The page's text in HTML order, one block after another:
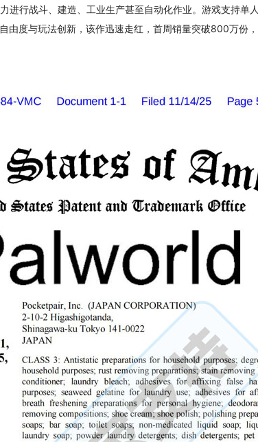
进行战斗、建造、工业生产甚至自动化作业。游戏支持单
由度与玩法创新，该作迅速走红，首周销量突破800万份，